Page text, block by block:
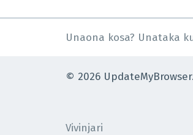
Unaona kosa? Unataka
© 2026
Vivinjari